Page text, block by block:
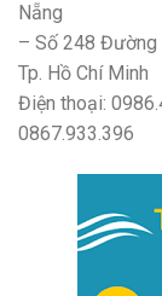
Nẵng
– Số 248 Đường
Tp. Hồ Chí Minh
Điện thoại:
0867.933.396